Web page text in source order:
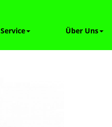
Service Über Uns